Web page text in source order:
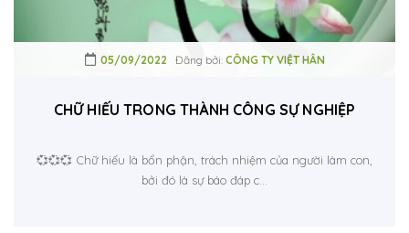
05/09/2022 Đăng bởi: CÔNG TY VIỆT HÂN
CHỮ HIẾU TRONG THÀNH CÔNG SỰ NGHIỆP
💞💞💞 Chữ hiếu là bổn phận, trách nhiệm của người làm con,
bởi đó là sự báo đáp c...